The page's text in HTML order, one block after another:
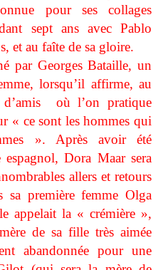
pour ses collages
sept ans avec Pablo
et au faîte de sa gloire.
par Georges Bataille, un
lorsqu’il affirme, au
d’amis où l’on pratique
« ce sont les hommes qui
». Après avoir été
Dora Maar sera
allers et retours
sa première femme Olga
appelait la « crémière »,
de sa fille très aimée
abandonnée pour une